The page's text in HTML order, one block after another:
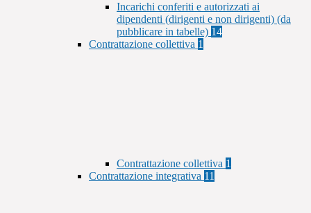
Incarichi conferiti e autorizzati ai
dipendenti (dirigenti e non dirigenti) (da
pubblicare in tabelle) 14
Contrattazione collettiva 1
Contrattazione collettiva 1
Contrattazione integrativa 11